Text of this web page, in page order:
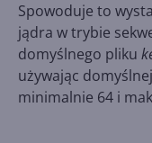
Spowoduje to
jądra w trybie
domyślnego pliku
używając
minimalnie 64 i